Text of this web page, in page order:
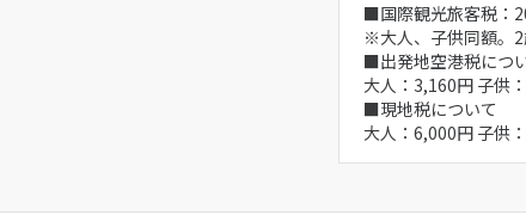
■国際観光旅客税：
※大人、子供同額。2
■出発地空港税につ
大人：3,160円 子供
■現地税について
大人：6,000円 子供